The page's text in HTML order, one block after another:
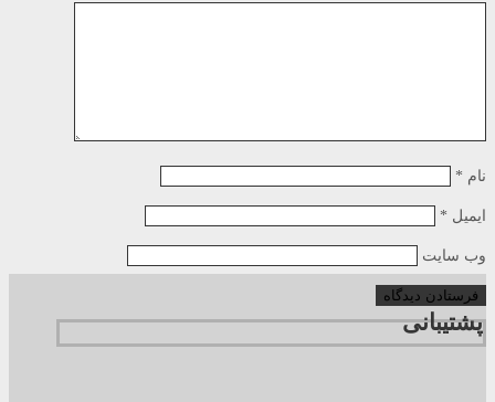
نام *
ایمیل *
وب‌ سایت
پشتیبانی